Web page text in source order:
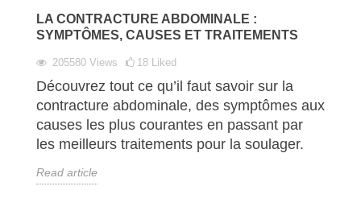
LA CONTRACTURE ABDOMINALE :
SYMPTÔMES, CAUSES ET TRAITEMENTS
205580 Views 18 Liked
Découvrez tout ce qu’il faut savoir sur la
contracture abdominale, des symptômes aux
causes les plus courantes en passant par
les meilleurs traitements pour la soulager.
Read article